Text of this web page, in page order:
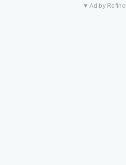
▼ Ad by